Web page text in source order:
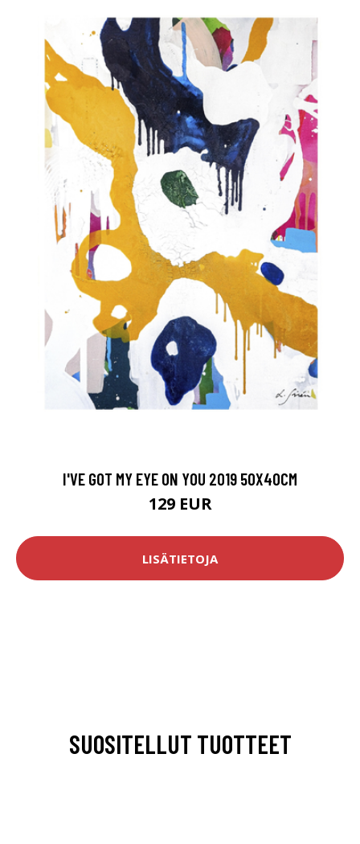
I'VE GOT MY EYE ON YOU 2019 50X40CM
129 EUR
LISÄTIETOJA
SUOSITELLUT TUOTTEET